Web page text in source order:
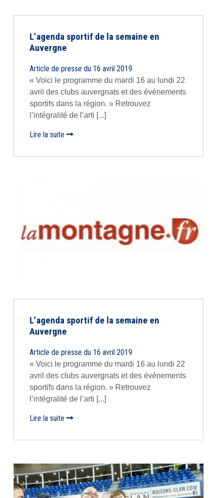
L’agenda sportif de la semaine en
Auvergne
Article de presse du 16 avril 2019
« Voici le programme du mardi 16 au lundi 22
avril des clubs auvergnats et des événements
sportifs dans la région. » Retrouvez
l’intégralité de l’arti [...]
Lire la suite
L’agenda sportif de la semaine en
Auvergne
Article de presse du 16 avril 2019
« Voici le programme du mardi 16 au lundi 22
avril des clubs auvergnats et des événements
sportifs dans la région. » Retrouvez
l’intégralité de l’arti [...]
Lire la suite